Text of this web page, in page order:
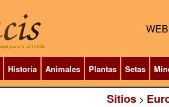
WEB
Historia Animales Plantas Setas
Sitios>